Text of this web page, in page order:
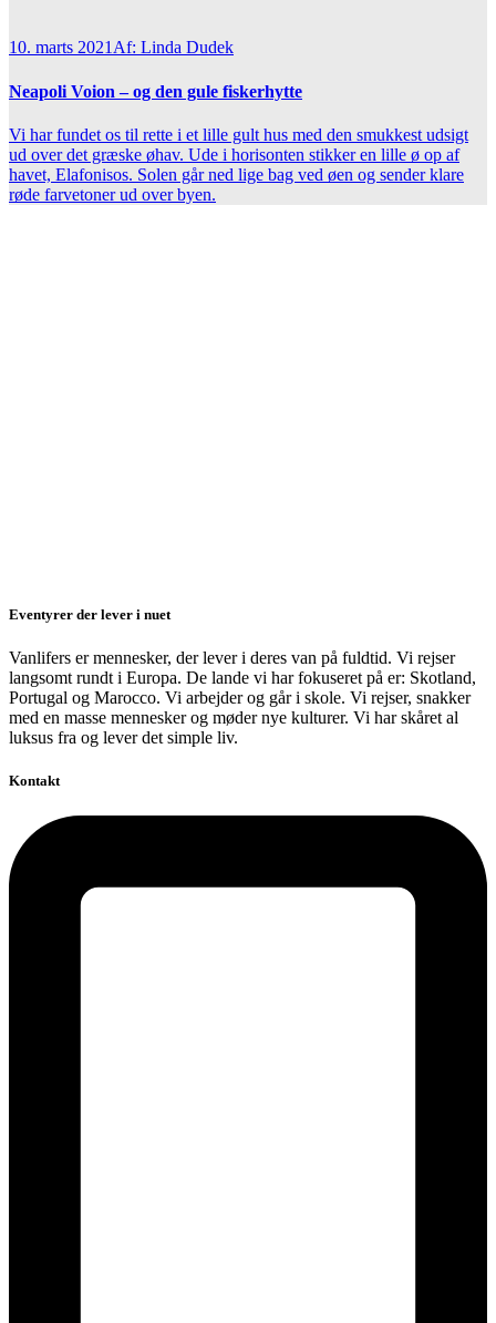
10. marts 2021Af: Linda Dudek
Neapoli Voion – og den gule fiskerhytte
Vi har fundet os til rette i et lille gult hus med den smukkest udsigt
ud over det græske øhav. Ude i horisonten stikker en lille ø op af
havet, Elafonisos. Solen går ned lige bag ved øen og sender klare
røde farvetoner ud over byen.
Eventyrer der lever i nuet
Vanlifers er mennesker, der lever i deres van på fuldtid. Vi rejser
langsomt rundt i Europa. De lande vi har fokuseret på er: Skotland,
Portugal og Marocco. Vi arbejder og går i skole. Vi rejser, snakker
med en masse mennesker og møder nye kulturer. Vi har skåret al
luksus fra og lever det simple liv.
Kontakt